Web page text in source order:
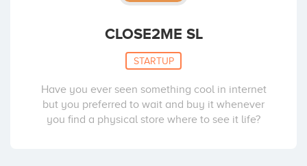
CLOSE2ME SL
STARTUP
Have you ever seen something cool in internet
but you preferred to wait and buy it whenever
you find a physical store where to see it life?